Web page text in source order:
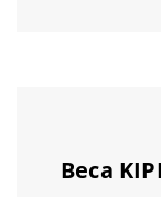
Beca